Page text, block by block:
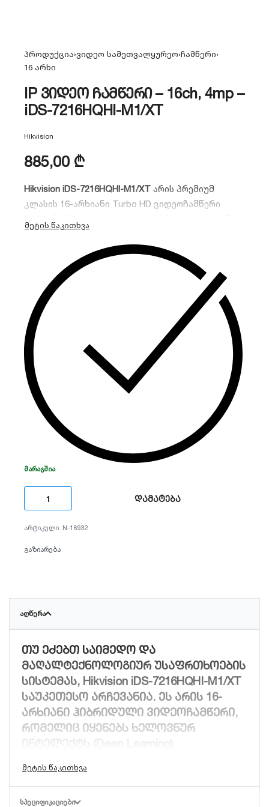
პროდუქცია›ვიდეო სამეთვალყურეო›ჩამწერი›
16 არხი
IP ვიდეო ჩამწერი – 16ch, 4mp –
iDS-7216HQHI-M1/XT
Hikvision
885,00 ₾
Hikvision iDS-7216HQHI-M1/XT არის პრემიუმ
კლასის 16-არხიანი Turbo HD ვიდეოჩამწერი
AcuSense
ტექნოლოგიით. მოწყობილობას
შეუძლია ცრუ განგაშების გაფილტვრა და
ადამიანებისა და ავტომობილების ზუსტი
ამოცნობა. მხარს უჭერს HDTVI/AHD/CVI/CVBS/IP
ვიდეო სიგნალებს და H.265 Pro+ ეფექტურ
კომპრესიას, რაც მკვეთრად ზოგავს მყარი
დისკის (HDD) სივრცეს. იდეალური
გადაწყვეტილებაა ბიზნესისა და სახლის
უსაფრთხოებისთვის.
ᲛᲐᲠᲐᲒᲨᲘᲐ
დამატება
N-16932
გაზიარება
ᲐᲦᲬᲔᲠᲐ
თუ ეძებთ საიმედო და
მაღალტექნოლოგიურ უსაფრთხოების
სისტემას, Hikvision iDS-7216HQHI-M1/XT
საუკეთესო არჩევანია. ეს არის 16-
არხიანი ჰიბრიდული ვიდეოჩამწერი,
რომელიც იყენებს ხელოვნურ
დონეზე ასაყვანად.
მთავარი უპირატესობები და
ᲡᲞᲔᲪᲘᲤᲘᲙᲐᲪᲘᲔᲑᲘ